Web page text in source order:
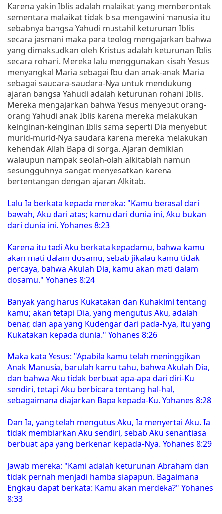
Karena yakin Iblis adalah malaikat yang memberontak
sementara malaikat tidak bisa mengawini manusia itu
sebabnya bangsa Yahudi mustahil keturunan Iblis
secara jasmani maka para teolog mengajarkan bahwa
yang dimaksudkan oleh Kristus adalah keturunan Iblis
secara rohani. Mereka lalu menggunakan kisah Yesus
menyangkal Maria sebagai Ibu dan anak-anak Maria
sebagai saudara-saudara-Nya untuk mendukung
ajaran bangsa Yahudi adalah keturunan rohani Iblis.
Mereka mengajarkan bahwa Yesus menyebut orang-
orang Yahudi anak Iblis karena mereka melakukan
keinginan-keinginan Iblis sama seperti Dia menyebut
murid-murid-Nya saudara karena mereka melakukan
kehendak Allah Bapa di sorga. Ajaran demikian
walaupun nampak seolah-olah alkitabiah namun
sesungguhnya sangat menyesatkan karena
bertentangan dengan ajaran Alkitab.
Lalu Ia berkata kepada mereka: "Kamu berasal dari
bawah, Aku dari atas; kamu dari dunia ini, Aku bukan
dari dunia ini. Yohanes 8:23
Karena itu tadi Aku berkata kepadamu, bahwa kamu
akan mati dalam dosamu; sebab jikalau kamu tidak
percaya, bahwa Akulah Dia, kamu akan mati dalam
dosamu." Yohanes 8:24
Banyak yang harus Kukatakan dan Kuhakimi tentang
kamu; akan tetapi Dia, yang mengutus Aku, adalah
benar, dan apa yang Kudengar dari pada-Nya, itu yang
Kukatakan kepada dunia." Yohanes 8:26
Maka kata Yesus: "Apabila kamu telah meninggikan
Anak Manusia, barulah kamu tahu, bahwa Akulah Dia,
dan bahwa Aku tidak berbuat apa-apa dari diri-Ku
sendiri, tetapi Aku berbicara tentang hal-hal,
sebagaimana diajarkan Bapa kepada-Ku. Yohanes 8:28
Dan Ia, yang telah mengutus Aku, Ia menyertai Aku. Ia
tidak membiarkan Aku sendiri, sebab Aku senantiasa
berbuat apa yang berkenan kepada-Nya. Yohanes 8:29
Jawab mereka: "Kami adalah keturunan Abraham dan
tidak pernah menjadi hamba siapapun. Bagaimana
Engkau dapat berkata: Kamu akan merdeka?" Yohanes
8:33